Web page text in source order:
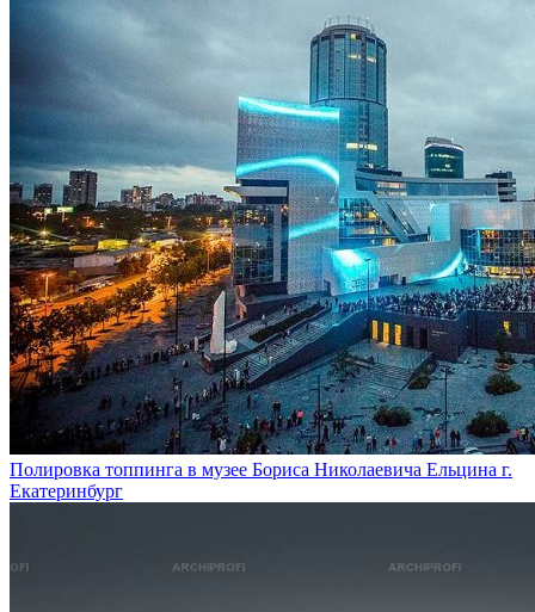
Полировка топпинга в музее Бориса Николаевича Ельцина г.
Екатеринбург